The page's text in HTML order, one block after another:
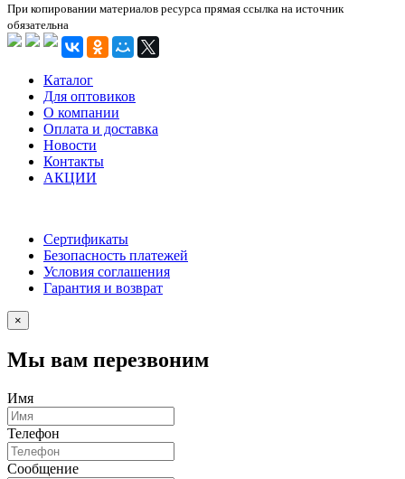
При копировании материалов ресурса прямая ссылка на источник
обязательна
Каталог
Для оптовиков
О компании
Оплата и доставка
Новости
Контакты
АКЦИИ
Сертификаты
Безопасность платежей
Условия соглашения
Гарантия и возврат
×
Мы вам перезвоним
Имя
Телефон
Сообщение